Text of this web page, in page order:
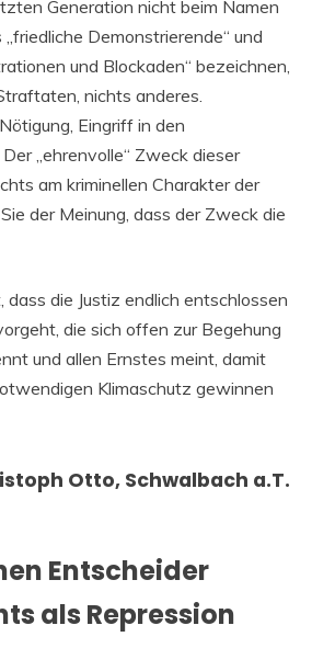
Generation nicht beim Namen
Demonstrierende“ und
und Blockaden“ bezeichnen,
nichts anderes.
Eingriff in den
„ehrenvolle“ Zweck dieser
am kriminellen Charakter der
der Meinung, dass der Zweck die
die Justiz endlich entschlossen
die sich offen zur Begehung
und allen Ernstes meint, damit
Klimaschutz gewinnen
Otto, Schwalbach a.T.
Entscheider
als Repression